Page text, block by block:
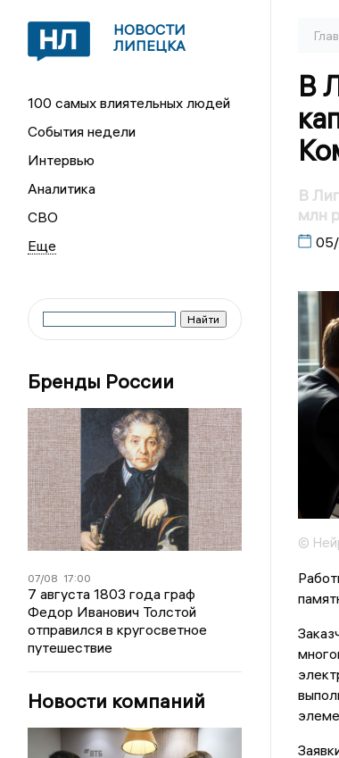
НОВОСТИ
ЛИПЕЦКА
100 самых влиятельных людей
События недели
Интервью
Аналитика
СВО
Бренды России
07/08 17:00
7 августа 1803 года граф
Федор Иванович Толстой
отправился в кругосветное
путешествие
Новости компаний
В
В
млн
©